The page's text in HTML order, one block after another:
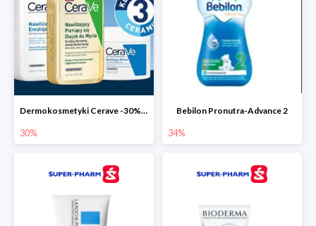
Dermokosmetyki Cerave -30% cała seria
30%
Bebilon Pronutra-Advance 2
34%